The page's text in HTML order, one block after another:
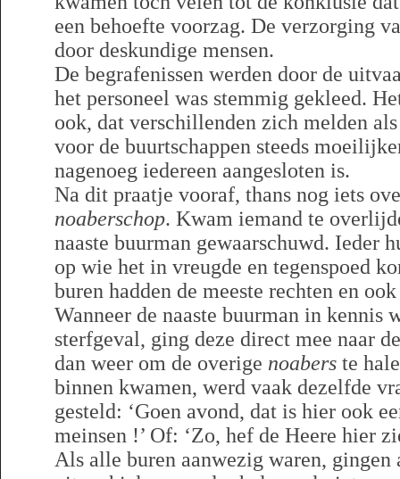
een behoefte voorzag. De verzorging
door deskundige mensen.
De begrafenissen werden door de
het personeel was stemmig gekleed.
ook, dat verschillenden zich melden
voor de buurtschappen steeds
nagenoeg iedereen aangesloten is.
Na dit praatje vooraf, thans nog iets
noaberschop. Kwam iemand te
naaste buurman gewaarschuwd. Ieder
op wie het in vreugde en tegenspoed
buren hadden de meeste rechten en
Wanneer de naaste buurman in kennis
sterfgeval, ging deze direct mee naar
dan weer om de overige noabers te
binnen kwamen, werd vaak dezelfde
gesteld: ‘Goen avond, dat is hier ook
meinsen !’ Of: ‘Zo, hef de Heere hier
Als alle buren aanwezig waren,